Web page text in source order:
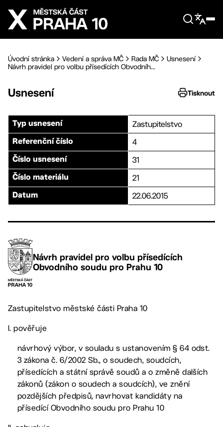
Přejít na hlavní obsah
Úvodní stránka Vedení a správa MČ Rada MČ
Usnesení
Návrh pravidel pro volbu přísedících Obvodníh...
Usnesení Tisknout
Typ usnesení Zastupitelstvo
Referenční číslo 4
Číslo usnesení 31
Číslo materiálu 21
Datum 22.06.2015
Návrh pravidel pro volbu přísedících
Obvodního soudu pro Prahu 10
Zastupitelstvo městské části Praha 10
I. pověřuje
návrhový výbor, v souladu s ustanovením § 64 odst.
3 zákona č. 6/2002 Sb., o soudech, soudcích,
přísedících a státní správě soudů a o změně dalších
zákonů (zákon o soudech a soudcích), ve znění
pozdějších předpisů, navrhovat kandidáty na
přísedící Obvodního soudu pro Prahu 10